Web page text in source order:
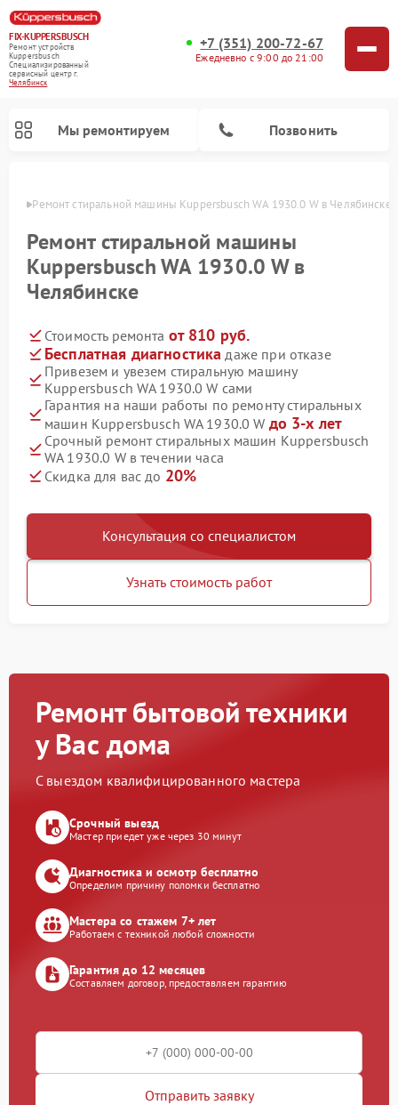
FIX-KUPPERSBUSCH
Ремонт устройств
Kuppersbusch
Специализированный
cервисный центр г.
Челябинск
+7 (351) 200-72-67
Ежедневно с 9:00 до 21:00
Мы ремонтируем Позвонить
Ремонт стиральной машины Kuppersbusch WA 1930.0 W в Челябинске
Ремонт стиральной машины
Kuppersbusch WA 1930.0 W в
Челябинске
Стоимость ремонта от 810 руб.
Бесплатная диагностика даже при отказе
Привезем и увезем стиральную машину
Kuppersbusch WA 1930.0 W сами
Гарантия на наши работы по ремонту стиральных
машин Kuppersbusch WA 1930.0 W до 3-х лет
Срочный ремонт стиральных машин Kuppersbusch
WA 1930.0 W в течении часа
Скидка для вас до 20%
Консультация со специалистом
Узнать стоимость работ
Ремонт бытовой техники
у Вас дома
С выездом квалифицированного мастера
Срочный выезд
Мастер приедет уже через 30 минут
Диагностика и осмотр бесплатно
Определим причину поломки бесплатно
Мастера со стажем 7+ лет
Работаем с техникой любой сложности
Гарантия до 12 месяцев
Составляем договор, предоставляем гарантию
Отправить заявку